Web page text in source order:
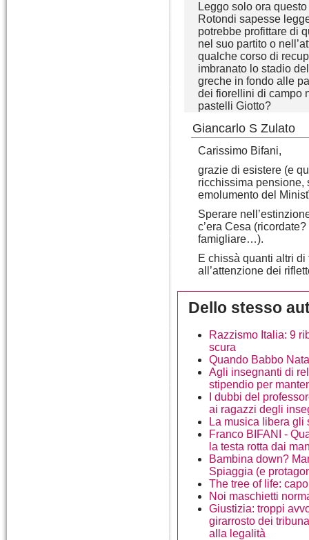
Leggo solo ora
Rotondi sapesse
potrebbe profittare di
nel suo partito o
qualche corso di
imbranato lo stadio
greche in fondo alle
dei fiorellini di campo
pastelli Giotto?
Giancarlo S Zulato
Carissimo Bifani,
grazie di esistere (e
ricchissima pensione,
emolumento del
Sperare
c’era Cesa
famigliare…).
E chissà quanti altri
all’attenzione dei
Dello stesso
Razzismo Italia: 9
scura
Quando Babbo
Agli insegnanti di
stipendio per
I dubbi del
ai ragazzi degli
La musica libera
Franco BIFANI -
la testa rotta dai
Bambina down?
Spiaggia (e
The tree of life:
Noi maschietti
Giustizia: troppi
girarrosto dei
alla legalità